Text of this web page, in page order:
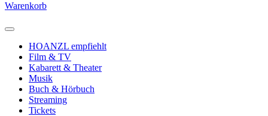
Warenkorb
HOANZL empfiehlt
Film & TV
Kabarett & Theater
Musik
Buch & Hörbuch
Streaming
Tickets